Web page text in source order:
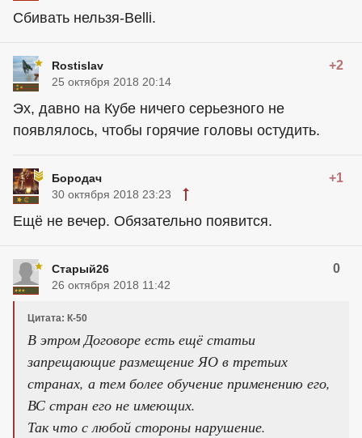
Сбивать нельзя-Belli.
Rostislav +2
25 октября 2018 20:14
Эх, давно на Кубе ничего серьезного не
появлялось, чтобы горячие головы остудить.
Бородач +1
30 октября 2018 23:23
Ещё не вечер. Обязательно появится.
Старый26 0
26 октября 2018 11:42
Цитата: К-50
В этром Договоре есть ещё статьи
запрещающие размещение ЯО в третьих
странах, а тем более обучение применению его,
ВС стран его не имеющих.
Так что с любой стороны нарушение.